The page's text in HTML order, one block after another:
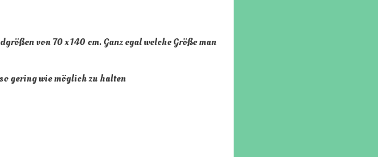
von 70 x 140 cm. Ganz egal welche Größe man
gering wie möglich zu halten